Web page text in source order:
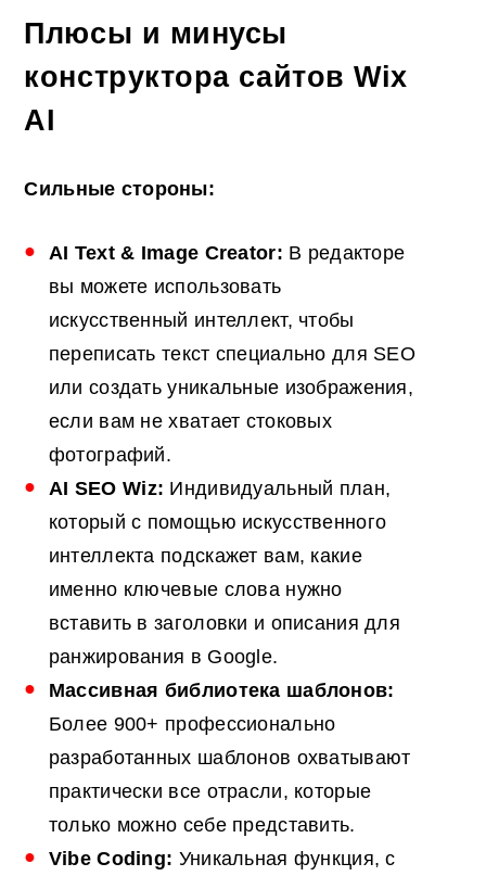
Плюсы и минусы
конструктора сайтов Wix
AI
Сильные стороны:
AI Text & Image Creator: В редакторе
вы можете использовать
искусственный интеллект, чтобы
переписать текст специально для SEO
или создать уникальные изображения,
если вам не хватает стоковых
фотографий.
AI SEO Wiz: Индивидуальный план,
который с помощью искусственного
интеллекта подскажет вам, какие
именно ключевые слова нужно
вставить в заголовки и описания для
ранжирования в Google.
Массивная библиотека шаблонов:
Более 900+ профессионально
разработанных шаблонов охватывают
практически все отрасли, которые
только можно себе представить.
Vibe Coding: Уникальная функция, с